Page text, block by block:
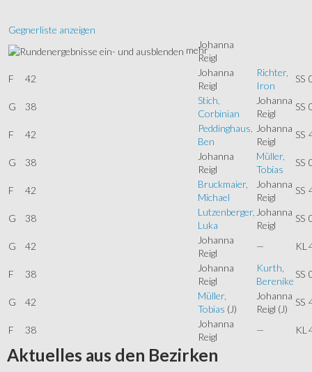
Gegnerliste anzeigen
mehrJohanna
Reigl
F
42
Johanna
Reigl
Richter,
Iron
SS
G 38
Stich,
Corbinian
Johanna
Reigl
SS
F 42
Peddinghaus,
Ben
Johanna
Reigl
SS
G 38
Johanna
Reigl
Müller,
Tobias
SS
F 42
Bruckmaier,
Michael
Johanna
Reigl
SS
G 38
Lutzenberger,
Luka
Johanna
Reigl
SS
G 42
Johanna
Reigl
— KL
F 38
Johanna
Reigl
Kurth,
Berenike
SS
G 42
Müller,
Tobias (J)
Johanna
Reigl (J)
SS
F 38
Johanna
Reigl
— KL
Aktuelles aus den Bezirken